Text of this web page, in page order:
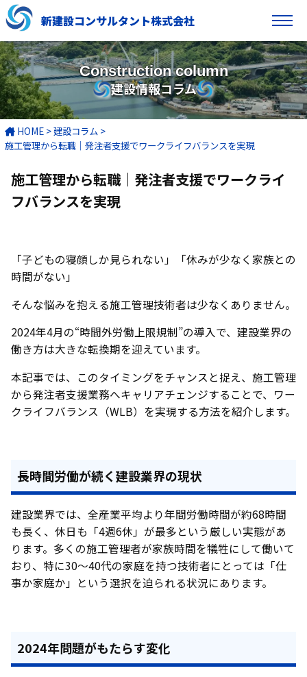
新建設コンサルタント株式会社
Construction column
建設情報コラム
HOME >建設コラム >
施工管理から転職｜発注者支援でワークライフバランスを実現
施工管理から転職｜発注者支援でワークライ
フバランスを実現
「子どもの寝顔しか見られない」「休みが少なく家族との
時間がない」――
そんな悩みを抱える施工管理技術者は少なくありません。
2024年4月の“時間外労働上限規制”の導入で、建設業界の
働き方は大きな転換期を迎えています。
本記事では、このタイミングをチャンスと捉え、施工管理
から発注者支援業務へキャリアチェンジすることで、ワー
クライフバランス（WLB）を実現する方法を紹介します。
長時間労働が続く建設業界の現状
建設業界では、全産業平均より年間労働時間が約68時間
も長く、休日も「4週6休」が最多という厳しい実態があ
ります。多くの施工管理者が家族時間を犠牲にして働いて
おり、特に30～40代の家庭を持つ技術者にとっては「仕
事か家庭か」という選択を迫られる状況にあります。
2024年問題がもたらす変化